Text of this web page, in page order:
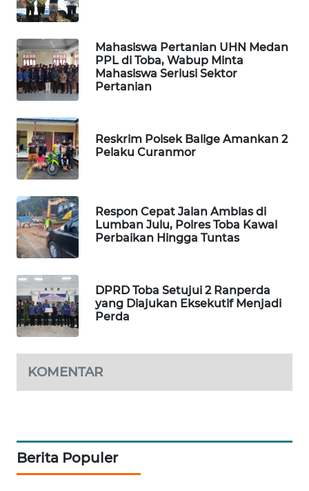
Mahasiswa Pertanian UHN Medan
PPL di Toba, Wabup Minta
Mahasiswa Seriusi Sektor
Pertanian
Reskrim Polsek Balige Amankan 2
Pelaku Curanmor
Respon Cepat Jalan Amblas di
Lumban Julu, Polres Toba Kawal
Perbaikan Hingga Tuntas
DPRD Toba Setujui 2 Ranperda
yang Diajukan Eksekutif Menjadi
Perda
KOMENTAR
Berita Populer
PORTAL
KONSUMEN
FORWAMKI
FORJASIDA
NEWS
SITUNGIR
NEWS
SIDIKALANG
NEWS
SIBARAGAS
NEWS
METRO
METRO
MEDAN